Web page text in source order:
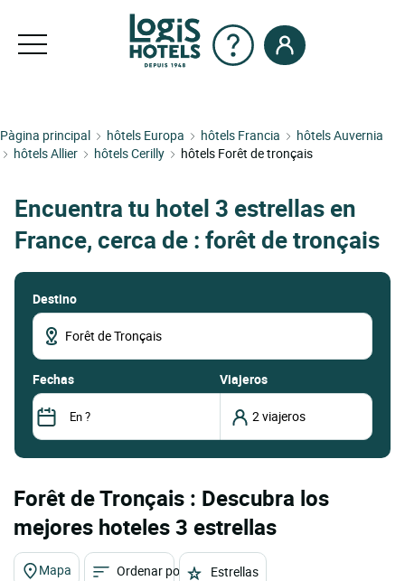
Pàgina principal hôtels Europa hôtels Francia
hôtels Auvernia
hôtels Allier
hôtels Cerilly hôtels Forêt de tronçais
Encuentra tu hotel 3 estrellas en
France, cerca de : forêt de tronçais
Destino
fechas Viajeros
Forêt de Tronçais : Descubra los
mejores hoteles 3 estrellas
Mapa Ordenar por Estrellas